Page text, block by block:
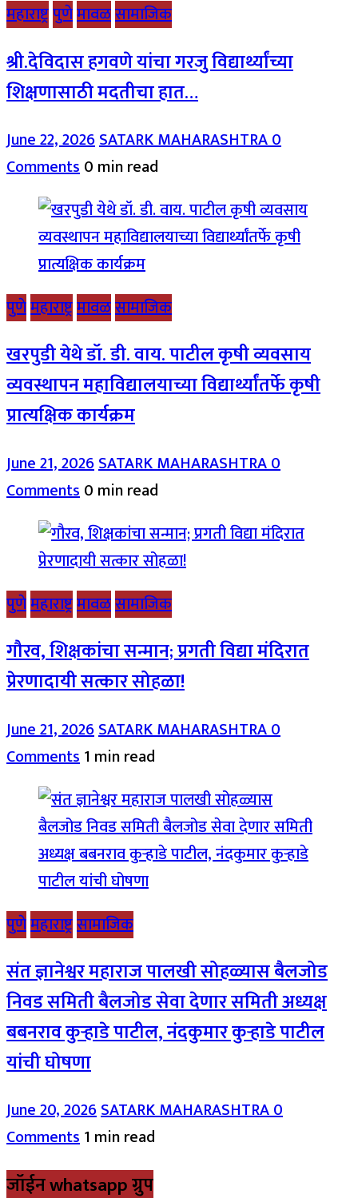
महाराष्ट्रपुणेमावळसामाजिक
श्री.देविदास हगवणे यांचा गरजु विद्यार्थ्यांच्या
शिक्षणासाठी मदतीचा हात…
June 22, 2026SATARK MAHARASHTRA0
Comments0 min read
पुणेमहाराष्ट्रमावळसामाजिक
खरपुडी येथे डॉ. डी. वाय. पाटील कृषी व्यवसाय
व्यवस्थापन महाविद्यालयाच्या विद्यार्थ्यांतर्फे कृषी
प्रात्यक्षिक कार्यक्रम
June 21, 2026SATARK MAHARASHTRA0
Comments0 min read
पुणेमहाराष्ट्रमावळसामाजिक
गौरव, शिक्षकांचा सन्मान; प्रगती विद्या मंदिरात
प्रेरणादायी सत्कार सोहळा!
June 21, 2026SATARK MAHARASHTRA0
Comments1 min read
पुणेमहाराष्ट्रसामाजिक
संत ज्ञानेश्वर महाराज पालखी सोहळ्यास बैलजोड
निवड समिती बैलजोड सेवा देणार समिती अध्यक्ष
बबनराव कुऱ्हाडे पाटील, नंदकुमार कुऱ्हाडे पाटील
यांची घोषणा
June 20, 2026SATARK MAHARASHTRA0
Comments1 min read
जॉईन whatsapp ग्रुप